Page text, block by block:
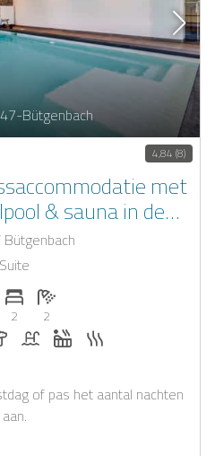
Bütgenbach
4,84 (8)
met
& sauna in de
Ardennen
Suite
Personen (max.): 4
Aantal slaapkamers: 2
2
Aantal badkamers: 2
2
aanvraag
te boeken bij Casapilot
Honden toegestaan
ZwembadWhirlpool
of pas het aantal nachten
aan.